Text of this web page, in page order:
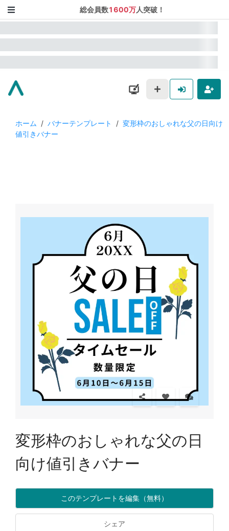
総会員数1600万人突破！
ホーム / バナーテンプレート / 変形枠のおしゃれな父の日向け
値引きバナー
変形枠のおしゃれな父の日
向け値引きバナー
このテンプレートを編集（無料）
シェア